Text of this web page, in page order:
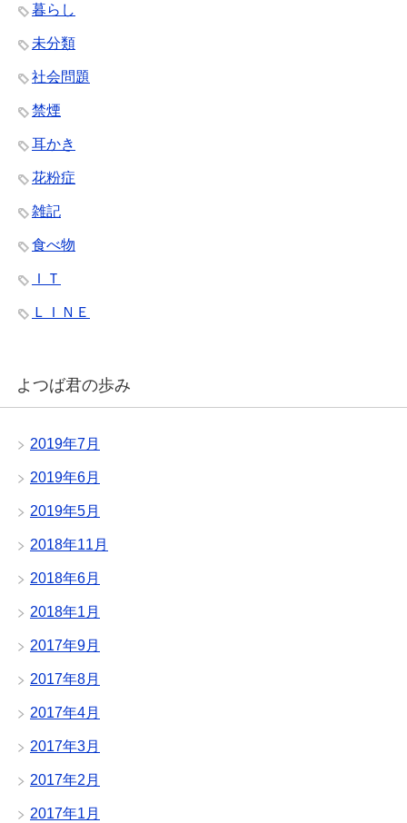
暮らし
未分類
社会問題
禁煙
耳かき
花粉症
雑記
食べ物
ＩＴ
ＬＩＮＥ
よつば君の歩み
2019年7月
2019年6月
2019年5月
2018年11月
2018年6月
2018年1月
2017年9月
2017年8月
2017年4月
2017年3月
2017年2月
2017年1月